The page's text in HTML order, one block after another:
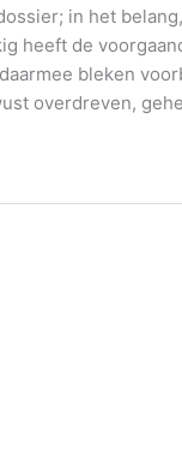
in het
heeft de
bleken
overdreven,